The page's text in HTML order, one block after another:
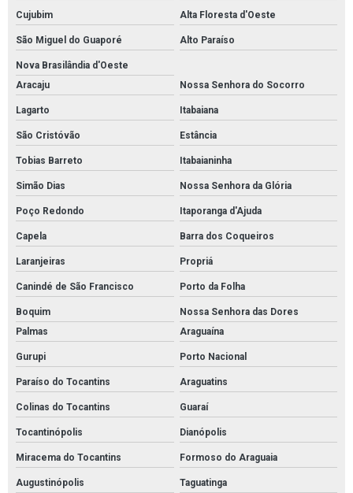
Cujubim Alta Floresta d'Oeste
São Miguel do Guaporé Alto Paraíso
Nova Brasilândia d'Oeste
Aracaju
Nossa Senhora do Socorro
Lagarto Itabaiana
São Cristóvão Estância
Tobias Barreto Itabaianinha
Simão Dias Nossa Senhora da Glória
Poço Redondo Itaporanga d'Ajuda
Capela Barra dos Coqueiros
Laranjeiras Propriá
Canindé de São Francisco Porto da Folha
Boquim
Nossa Senhora das Dores
Palmas
Araguaína
Gurupi Porto Nacional
Paraíso do Tocantins Araguatins
Colinas do Tocantins Guaraí
Tocantinópolis Dianópolis
Miracema do Tocantins Formoso do Araguaia
Augustinópolis Taguatinga